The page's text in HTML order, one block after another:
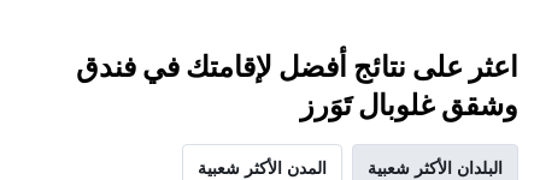
اعثر على نتائج أفضل لإقامتك في فندق
وشقق غلوبال تَوَرز
البلدان الأكثر شعبية المدن الأكثر شعبية